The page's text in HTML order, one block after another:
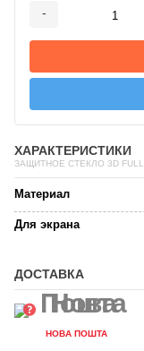
-
ХАРАКТЕРИСТИКИ
ЗАЩИТНОЕ СТЕКЛО 3D FULL-
Материал
Для экрана
ДОСТАВКА
НОВА ПОШТА